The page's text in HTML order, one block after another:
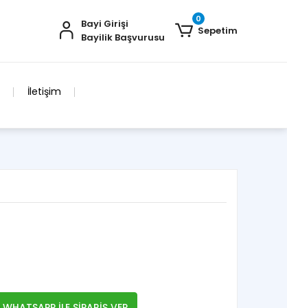
Bayi Girişi
Bayilik Başvurusu
0
Sepetim
İletişim